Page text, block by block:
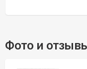
Фото и